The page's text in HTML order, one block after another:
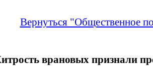
Вернуться "Общественное
врановых признали